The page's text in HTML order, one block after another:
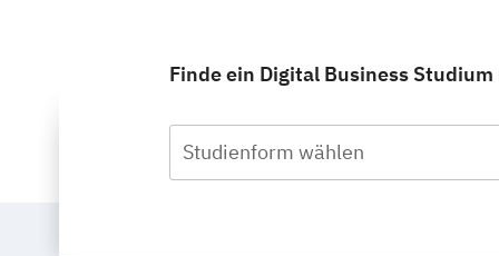
Finde ein Digital Business
Studienform wählen